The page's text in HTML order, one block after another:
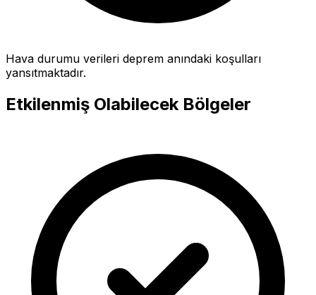
Hava durumu verileri deprem anındaki koşulları
yansıtmaktadır.
Etkilenmiş Olabilecek Bölgeler